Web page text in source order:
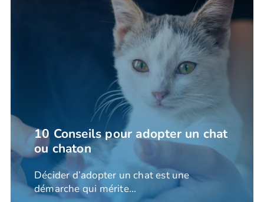
10 Conseils pour adopter un chat
ou chaton
Décider d’adopter un chat est une
démarche qui mérite...